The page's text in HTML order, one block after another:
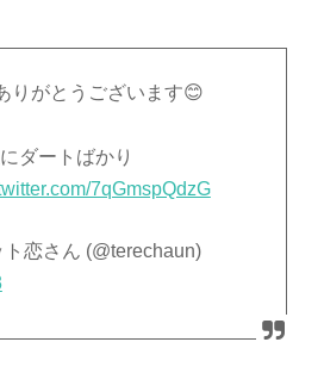
りがとうございます😊
ダートばかり
7qGmspQdzG
恋さん (@terechaun)